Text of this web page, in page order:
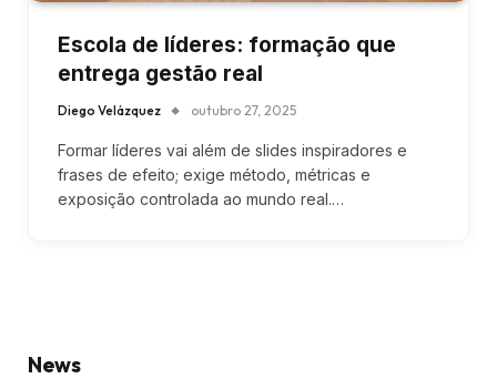
Escola de líderes: formação que
entrega gestão real
Diego Velázquez outubro 27, 2025
Formar líderes vai além de slides inspiradores e
frases de efeito; exige método, métricas e
exposição controlada ao mundo real.…
News